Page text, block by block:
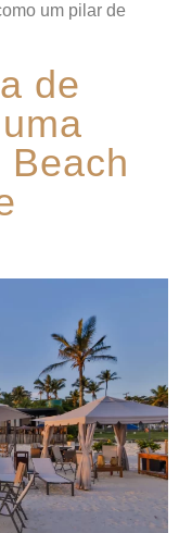
um pilar de
de